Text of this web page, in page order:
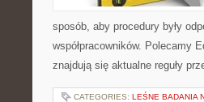
sposób, aby procedury były
współpracowników. Polecamy
znajdują się aktualne reguły
CATEGORIES: LEŚNE BADANIA